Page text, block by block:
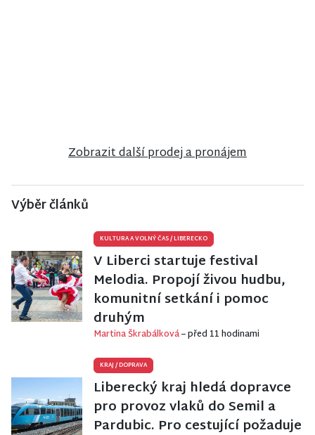
Zobrazit další prodej a pronájem
Výběr článků
KULTURA A VOLNÝ ČAS/LIBERECKO
V Liberci startuje festival
Melodia. Propojí živou hudbu,
komunitní setkání i pomoc
druhým
Martina Škrabálková– před 11 hodinami
KRAJ /DOPRAVA
Liberecký kraj hledá dopravce
pro provoz vlaků do Semil a
Pardubic. Pro cestující požaduje